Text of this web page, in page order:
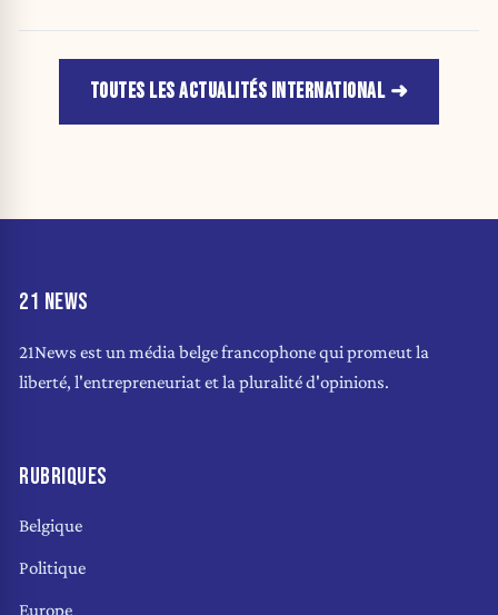
TOUTES LES ACTUALITÉS INTERNATIONAL
21 NEWS
21News est un média belge francophone qui promeut la
liberté, l'entrepreneuriat et la pluralité d'opinions.
RUBRIQUES
Belgique
Politique
Europe